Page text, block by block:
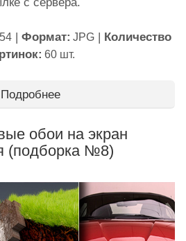
| Формат:JPG| Количество
60 шт.
Подробнее
обои на экран
(подборка №8)